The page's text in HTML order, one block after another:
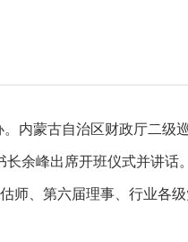
内蒙古自治区财政厅二级巡
余峰出席开班仪式并讲话
师、第六届理事、行业各